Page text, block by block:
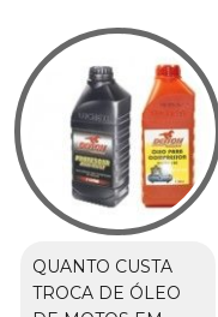
QUANTO CUSTA
TROCA DE ÓLEO